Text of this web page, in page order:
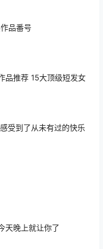
品番号
品推荐 15大顶级短发女
受到了从未有过的快乐
天晚上就让你了